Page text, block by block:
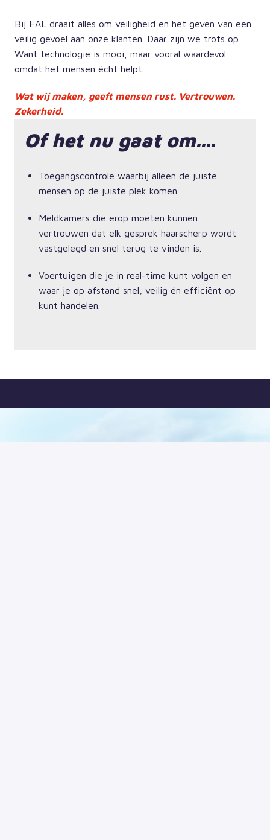
Bij EAL draait alles om veiligheid en het geven van een
veilig gevoel aan onze klanten. Daar zijn we trots op.
Want technologie is mooi, maar vooral waardevol
omdat het mensen écht helpt.
Wat wij maken, geeft mensen rust. Vertrouwen.
Zekerheid.
Of het nu gaat om....
Toegangscontrole waarbij alleen de juiste
mensen op de juiste plek komen.
Meldkamers die erop moeten kunnen
vertrouwen dat elk gesprek haarscherp wordt
vastgelegd en snel terug te vinden is.
Voertuigen die je in real-time kunt volgen en
waar je op afstand snel, veilig én efficiënt op
kunt handelen.